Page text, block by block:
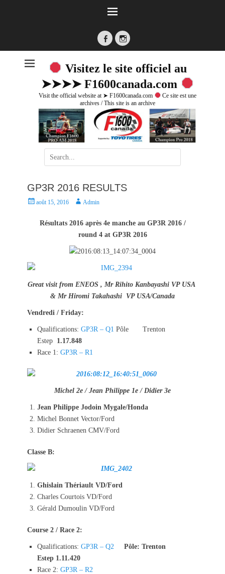
FacebookInstagram
Visitez le site officiel au
➤➤➤➤ F1600canada.com
Visit the official website at ➤ F1600canada.com
Ce site est une
archives / This site is an archive
Search
for:
GP3R 2016 RESULTS
P
o
n
août 15, 2016
A
t
r
Admin
Résultats 2016 après 4e manche au GP3R 2016 /
round 4 at GP3R 2016
Great visit from ENEOS , Mr Rihito Kanbayashi VP USA
& Mr Hiromi Takahashi VP USA/Canada
Vendredi / Friday:
Qualifications: GP3R – Q1 Pôle Trenton
Estep 1.17.848
Race 1: GP3R – R1
Michel 2e / Jean Philippe 1e / Didier 3e
Jean Philippe Jodoin Mygale/Honda
Michel Bonnet Vector/Ford
Didier Schraenen CMV/Ford
Classe B:
Ghislain Thériault VD/Ford
Charles Courtois VD/Ford
Gérald Dumoulin VD/Ford
Course 2 / Race 2:
Qualifications: GP3R – Q2
Pôle: Trenton
Estep 1.11.420
Race 2: GP3R – R2